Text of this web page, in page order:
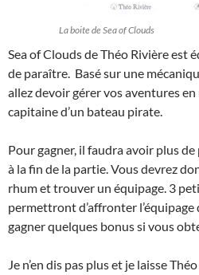
La boite de Sea of Clouds
Sea of Clouds de Théo Rivière est
de paraître. Basé sur une
allez devoir gérer vos aventures
capitaine d’un bateau pirate.
Pour gagner, il faudra avoir plus
à la fin de la partie. Vous devrez
rhum et trouver un équipage. 3
permettront d’affronter l’équipage
gagner quelques bonus si vous
Je n’en dis pas plus et je laisse